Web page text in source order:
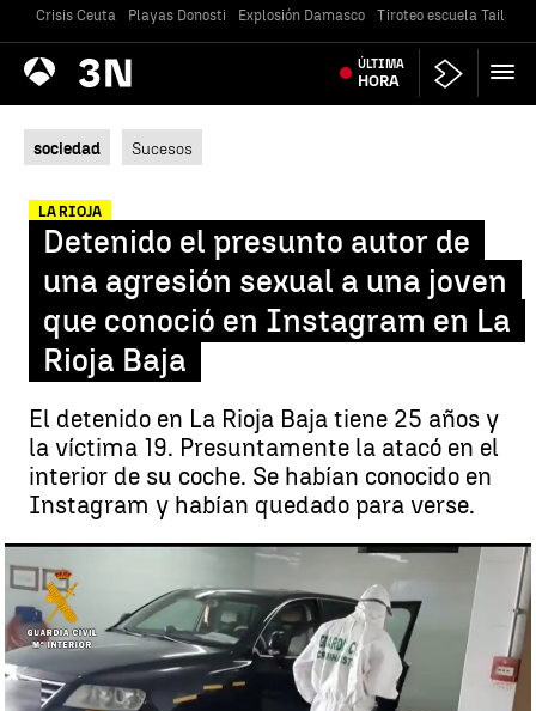
Crisis Ceuta Playas Donosti Explosión Damasco Tiroteo escuela
Antena
3 Noticias ÚLTIMA
HORA
sociedad Sucesos
LA RIOJA
Detenido el presunto autor de
una agresión sexual a una joven
que conoció en Instagram en La
Rioja Baja
El detenido en La Rioja Baja tiene 25 años y
la víctima 19. Presuntamente la atacó en el
interior de su coche. Se habían conocido en
Instagram y habían quedado para verse.
Detenido el presunto autor de una agresión sexual a una joven que
conoció en Instagram en La Rioja Baja |
Detenido el presunto autor
de una agresión sexual a una joven que conoció en Instagram en La
Rioja Baja.